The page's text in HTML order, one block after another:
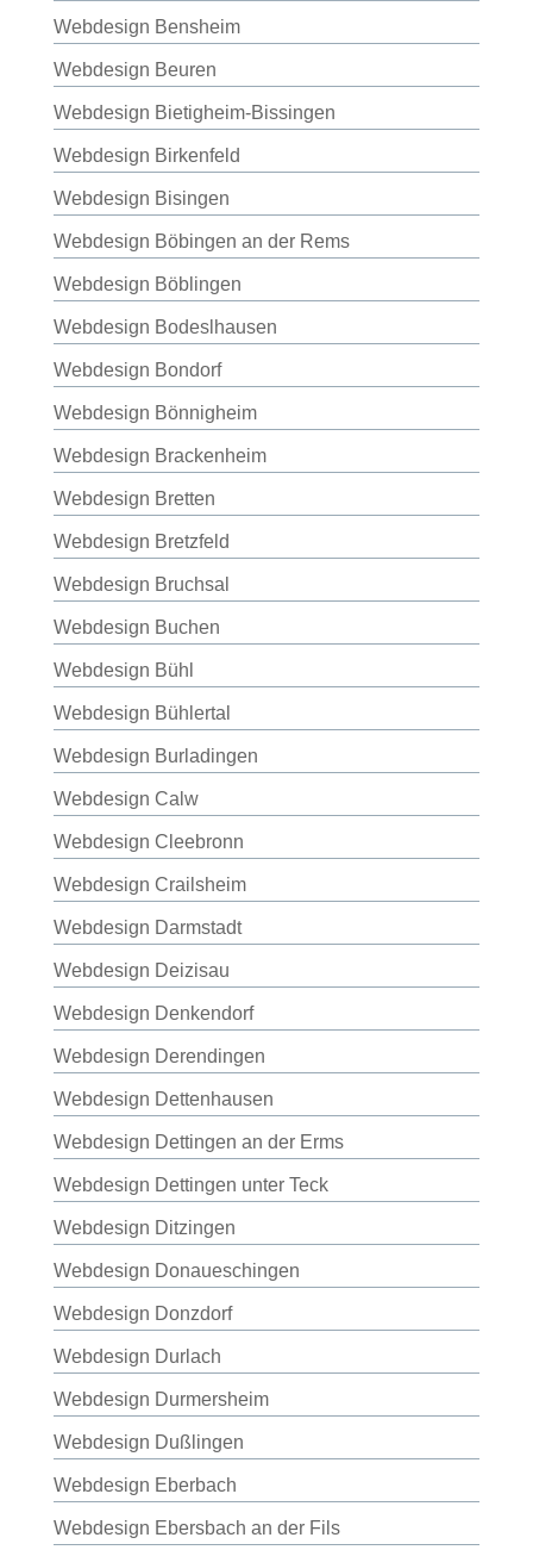
Webdesign Bensheim
Webdesign Beuren
Webdesign Bietigheim-Bissingen
Webdesign Birkenfeld
Webdesign Bisingen
Webdesign Böbingen an der Rems
Webdesign Böblingen
Webdesign Bodeslhausen
Webdesign Bondorf
Webdesign Bönnigheim
Webdesign Brackenheim
Webdesign Bretten
Webdesign Bretzfeld
Webdesign Bruchsal
Webdesign Buchen
Webdesign Bühl
Webdesign Bühlertal
Webdesign Burladingen
Webdesign Calw
Webdesign Cleebronn
Webdesign Crailsheim
Webdesign Darmstadt
Webdesign Deizisau
Webdesign Denkendorf
Webdesign Derendingen
Webdesign Dettenhausen
Webdesign Dettingen an der Erms
Webdesign Dettingen unter Teck
Webdesign Ditzingen
Webdesign Donaueschingen
Webdesign Donzdorf
Webdesign Durlach
Webdesign Durmersheim
Webdesign Dußlingen
Webdesign Eberbach
Webdesign Ebersbach an der Fils